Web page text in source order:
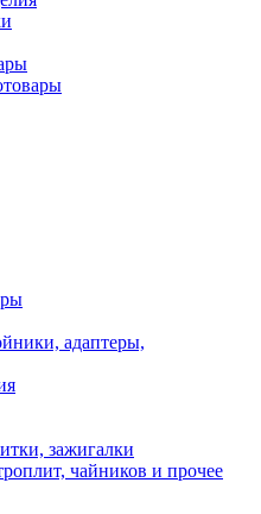
адаптеры,
зажигалки
чайников и прочее